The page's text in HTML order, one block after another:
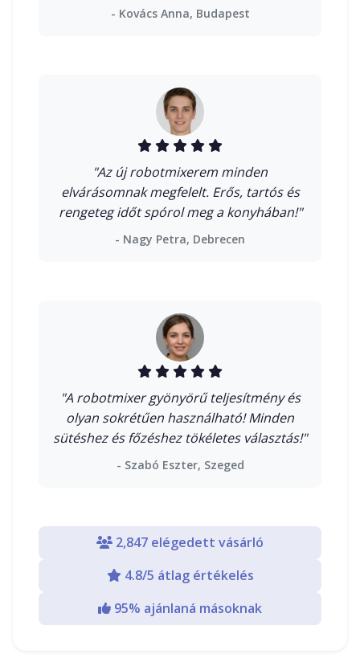
- Kovács Anna, Budapest
"Az új robotmixerem minden
elvárásomnak megfelelt. Erős, tartós és
rengeteg időt spórol meg a konyhában!"
- Nagy Petra, Debrecen
"A robotmixer gyönyörű teljesítmény és
olyan sokrétűen használható! Minden
sütéshez és főzéshez tökéletes választás!"
- Szabó Eszter, Szeged
2,847 elégedett vásárló
4.8/5 átlag értékelés
95% ajánlaná másoknak